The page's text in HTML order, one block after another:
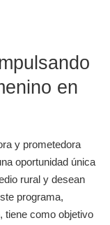
en
y prometedora
oportunidad única
rural y desean
programa,
tiene como objetivo